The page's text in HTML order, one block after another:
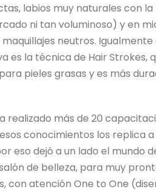
labios muy naturales con
ni tan voluminoso) y en
neutros. Igualmente
es la técnica de Hair Strokes,
pieles grasas y es más
realizado más de 20
conocimientos los replica a
eso dejó a un lado el mundo
de belleza, para muy
con atención One to One